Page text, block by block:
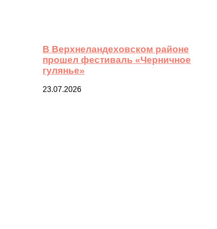
В Верхнеландеховском районе
прошел фестиваль «Черничное
гулянье»
23.07.2026